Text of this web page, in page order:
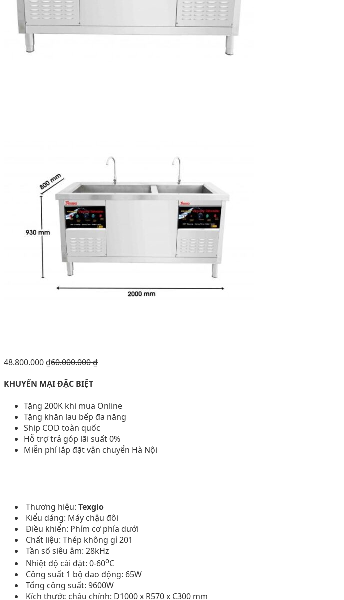
48.800.000 ₫60.000.000₫
KHUYẾN MẠI ĐẶC BIỆT
Tặng 200K khi mua Online
Tặng khăn lau bếp đa năng
Ship COD toàn quốc
Hỗ trợ trả góp lãi suất 0%
Miễn phí lắp đặt vận chuyển Hà Nội
Thương hiệu: Texgio
Kiểu dáng: Máy chậu đôi
Điều khiển: Phím cơ phía dưới
Chất liệu: Thép không gỉ 201
Tần số siêu âm: 28kHz
Nhiệt độ cài đặt: 0-60oC
Công suất 1 bộ dao động: 65W
Tổng công suất: 9600W
Kích thước chậu chính: D1000 x R570 x C300 mm